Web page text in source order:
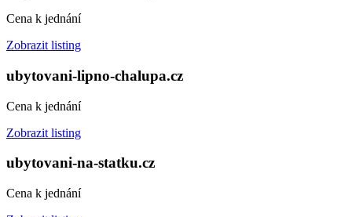
Cena k jednání
Zobrazit listing
ubytovani-lipno-chalupa.cz
Cena k jednání
Zobrazit listing
ubytovani-na-statku.cz
Cena k jednání